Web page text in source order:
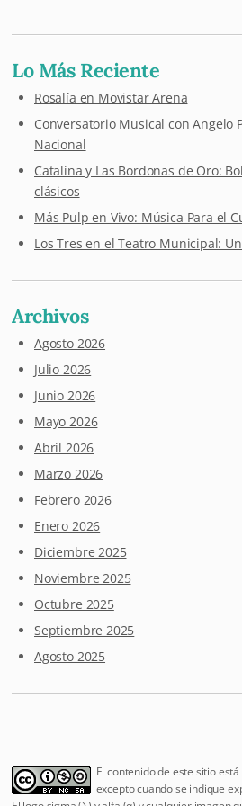
Lo Más Reciente
Rosalía en Movistar Arena
Conversatorio Musical con Angelo
Nacional
Catalina y Las Bordonas de Oro:
clásicos
Más Pulp en Vivo: Música Para el
Los Tres en el Teatro Municipal:
Archivos
Agosto 2026
Julio 2026
Junio 2026
Mayo 2026
Abril 2026
Marzo 2026
Febrero 2026
Enero 2026
Diciembre 2025
Noviembre 2025
Octubre 2025
Septiembre 2025
Agosto 2025
El contenido de este sitio
excepto cuando se indique